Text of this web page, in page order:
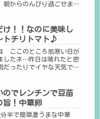
朝からのんびり過ごせま
に買ってしまいます…
きな組み合わせ マグロも
け！！なのに美味し
トチリトマト♪
ここのところ肌寒い日が
したネ…昨日は晴れたと思
だったりでイヤな天気でし
、鶏や魚のから揚げなど
もして色々な料理に使うの
のでレンチンで豆苗
旨！中華卵
分半で簡単激うまな中華